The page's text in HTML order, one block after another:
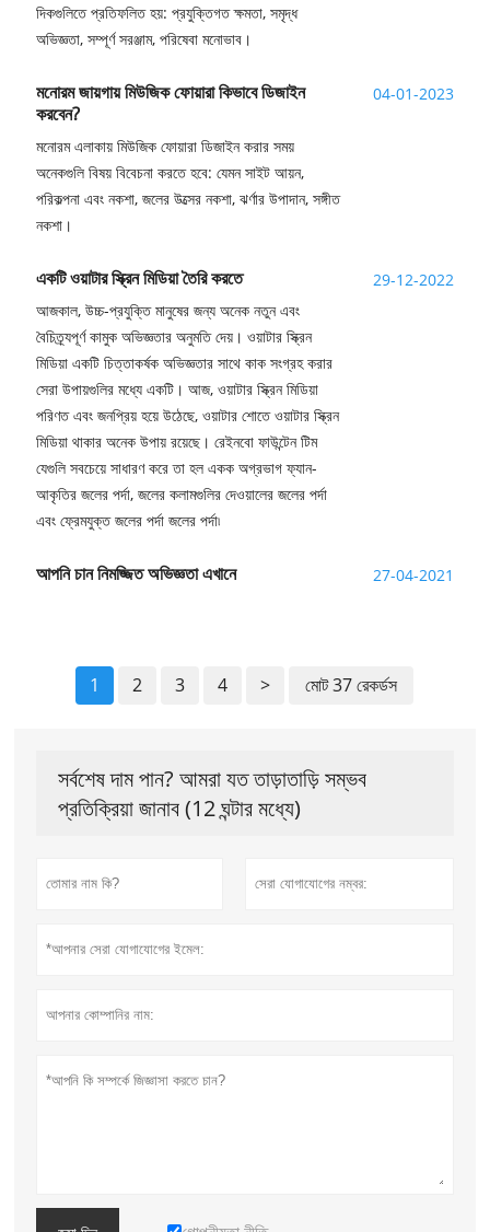
দিকগুলিতে প্রতিফলিত হয়: প্রযুক্তিগত ক্ষমতা, সমৃদ্ধ
অভিজ্ঞতা, সম্পূর্ণ সরঞ্জাম, পরিষেবা মনোভাব।
04-01-2023
মনোরম জায়গায় মিউজিক ফোয়ারা কিভাবে ডিজাইন
করবেন?
মনোরম এলাকায় মিউজিক ফোয়ারা ডিজাইন করার সময়
অনেকগুলি বিষয় বিবেচনা করতে হবে: যেমন সাইট আয়ন,
পরিকল্পনা এবং নকশা, জলের উত্সের নকশা, ঝর্ণার উপাদান, সঙ্গীত
নকশা।
29-12-2022
একটি ওয়াটার স্ক্রিন মিডিয়া তৈরি করতে
আজকাল, উচ্চ-প্রযুক্তি মানুষের জন্য অনেক নতুন এবং
বৈচিত্র্যপূর্ণ কামুক অভিজ্ঞতার অনুমতি দেয়। ওয়াটার স্ক্রিন
মিডিয়া একটি চিত্তাকর্ষক অভিজ্ঞতার সাথে কাক সংগ্রহ করার
সেরা উপায়গুলির মধ্যে একটি। আজ, ওয়াটার স্ক্রিন মিডিয়া
পরিণত এবং জনপ্রিয় হয়ে উঠেছে, ওয়াটার শোতে ওয়াটার স্ক্রিন
মিডিয়া থাকার অনেক উপায় রয়েছে। রেইনবো ফাউন্টেন টিম
যেগুলি সবচেয়ে সাধারণ করে তা হল একক অগ্রভাগ ফ্যান-
আকৃতির জলের পর্দা, জলের কলামগুলির দেওয়ালের জলের পর্দা
এবং ফ্রেমযুক্ত জলের পর্দা জলের পর্দা৷
27-04-2021
আপনি চান নিমজ্জিত অভিজ্ঞতা এখানে
1 2 3 4 > মোট 37 রেকর্ডস
সর্বশেষ দাম পান? আমরা যত তাড়াতাড়ি সম্ভব
প্রতিক্রিয়া জানাব (12 ঘন্টার মধ্যে)